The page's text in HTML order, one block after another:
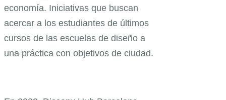
economía. Iniciativas que buscan
acercar a los estudiantes de últimos
cursos de las escuelas de diseño a
una práctica con objetivos de ciudad.